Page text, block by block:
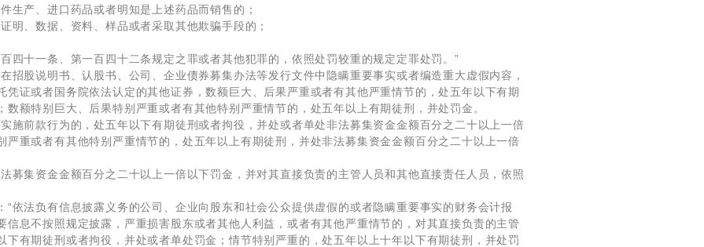
生产、进口药品或者明知是上述药品而销售的；
明、数据、资料、样品或者采取其他欺骗手段的；
四十一条、第一百四十二条规定之罪或者其他犯罪的，依照处罚较重的规定定罪处罚。”
招股说明书、认股书、公司、企业债券募集办法等发行文件中隐瞒重要事实或者编造重大虚假内容，
凭证或者国务院依法认定的其他证券，数额巨大、后果严重或者有其他严重情节的，处五年以下有期
额特别巨大、后果特别严重或者有其他特别严重情节的，处五年以上有期徒刑，并处罚金。
施前款行为的，处五年以下有期徒刑或者拘役，并处或者单处非法募集资金金额百分之二十以上一倍
严重或者有其他特别严重情节的，处五年以上有期徒刑，并处非法募集资金金额百分之二十以上一倍
募集资金金额百分之二十以上一倍以下罚金，并对其直接负责的主管人员和其他直接责任人员，依照
“依法负有信息披露义务的公司、企业向股东和社会公众提供虚假的或者隐瞒重要事实的财务会计报
信息不按照规定披露，严重损害股东或者其他人利益，或者有其他严重情节的，对其直接负责的主管
下有期徒刑或者拘役，并处或者单处罚金；情节特别严重的，处五年以上十年以下有期徒刑，并处罚